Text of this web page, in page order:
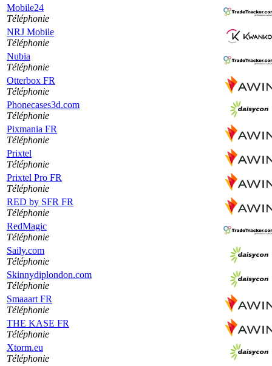
Mobile24
Téléphonie
NRJ Mobile
Téléphonie
Nubia
Téléphonie
Otterbox FR
Téléphonie
Phonecases3d.com
Téléphonie
Pixmania FR
Téléphonie
Prixtel
Téléphonie
Prixtel Pro FR
Téléphonie
RED by SFR FR
Téléphonie
RedMagic
Téléphonie
Saily.com
Téléphonie
Skinnydiplondon.com
Téléphonie
Smaaart FR
Téléphonie
THE KASE FR
Téléphonie
Xtorm.eu
Téléphonie